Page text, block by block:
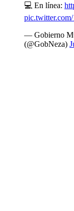
💻 En línea:
— Gobierno
(@GobNeza)